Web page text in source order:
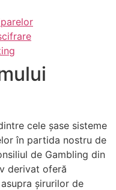
cele șase sisteme
în partida nostru de
de Gambling din
derivat oferă
șirurilor de